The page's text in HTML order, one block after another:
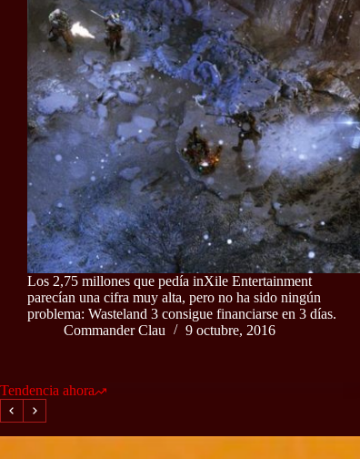
Los 2,75 millones que pedía inXile Entertainment
parecían una cifra muy alta, pero no ha sido ningún
problema: Wasteland 3 consigue financiarse en 3 días.
Commander Clau
9 octubre, 2016
Tendencia ahora